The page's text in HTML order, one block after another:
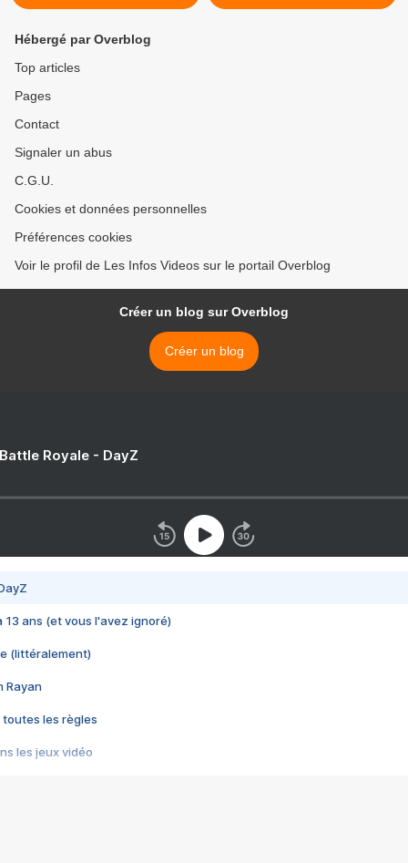
Hébergé par Overblog
Top articles
Pages
Contact
Signaler un abus
C.G.U.
Cookies et données personnelles
Préférences cookies
Voir le profil de Les Infos Videos sur le portail Overblog
Créer un blog sur Overblog
Créer un blog
Royale - DayZ
13 ans (et vous l'avez ignoré)
(littéralement)
Rayan
toutes les règles
les jeux vidéo